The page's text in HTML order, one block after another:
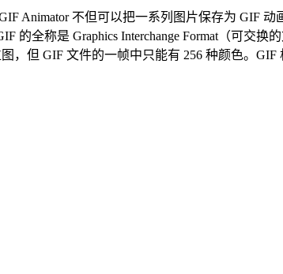
Animator 不但可以把一系列图片保存为 GIF
称是 Graphics Interchange Format（可交换
但 GIF 文件的一帧中只能有 256 种颜色。GIF